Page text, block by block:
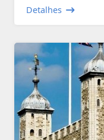
Detalhes